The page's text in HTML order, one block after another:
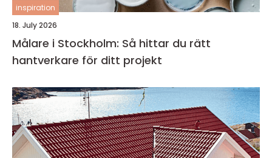
inspiration
18. July 2026
Målare i Stockholm: Så hittar du rätt
hantverkare för ditt projekt